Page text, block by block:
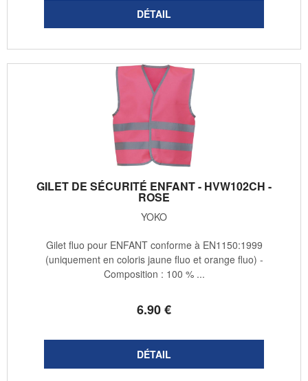
GILET DE SÉCURITÉ ENFANT - HVW102CH -
ROSE
YOKO
6.90€
Gilet fluo pour ENFANT conforme à EN1150:1999
(uniquement en coloris jaune fluo et orange fluo) -
Composition : 100 % ...